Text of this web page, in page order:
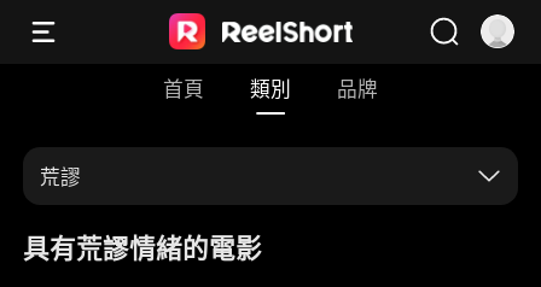
首頁 類別 品牌
荒謬
具有荒謬情緒的電影